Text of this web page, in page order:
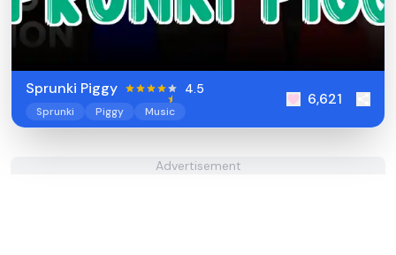
Sprunki Piggy 4.5
Sprunki Piggy Music
6,621
Advertisement